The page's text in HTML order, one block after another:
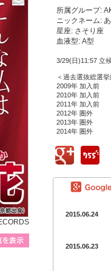
所属グループ:
ニックネーム:
星座: さそり座
血液型: A型
3/29(日)11:57 立
＜過去選抜総選挙
2009年 加入前
2010年 加入前
2011年 加入前
2012年 圏外
2013年 圏外
2014年 圏外
2015.06.24
2015.06.23